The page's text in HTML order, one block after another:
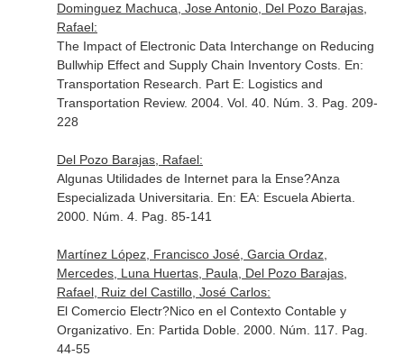
Dominguez Machuca, Jose Antonio, Del Pozo Barajas,
Rafael:
The Impact of Electronic Data Interchange on Reducing
Bullwhip Effect and Supply Chain Inventory Costs. En:
Transportation Research. Part E: Logistics and
Transportation Review. 2004. Vol. 40. Núm. 3. Pag. 209-
228
Del Pozo Barajas, Rafael:
Algunas Utilidades de Internet para la Ense?Anza
Especializada Universitaria. En: EA: Escuela Abierta
2000. Núm. 4. Pag. 85-141
Martínez López, Francisco José, Garcia Ordaz,
Mercedes, Luna Huertas, Paula, Del Pozo Barajas,
Rafael, Ruiz del Castillo, José Carlos:
El Comercio Electr?Nico en el Contexto Contable y
Organizativo. En: Partida Doble. 2000. Núm. 117. Pag.
44-55